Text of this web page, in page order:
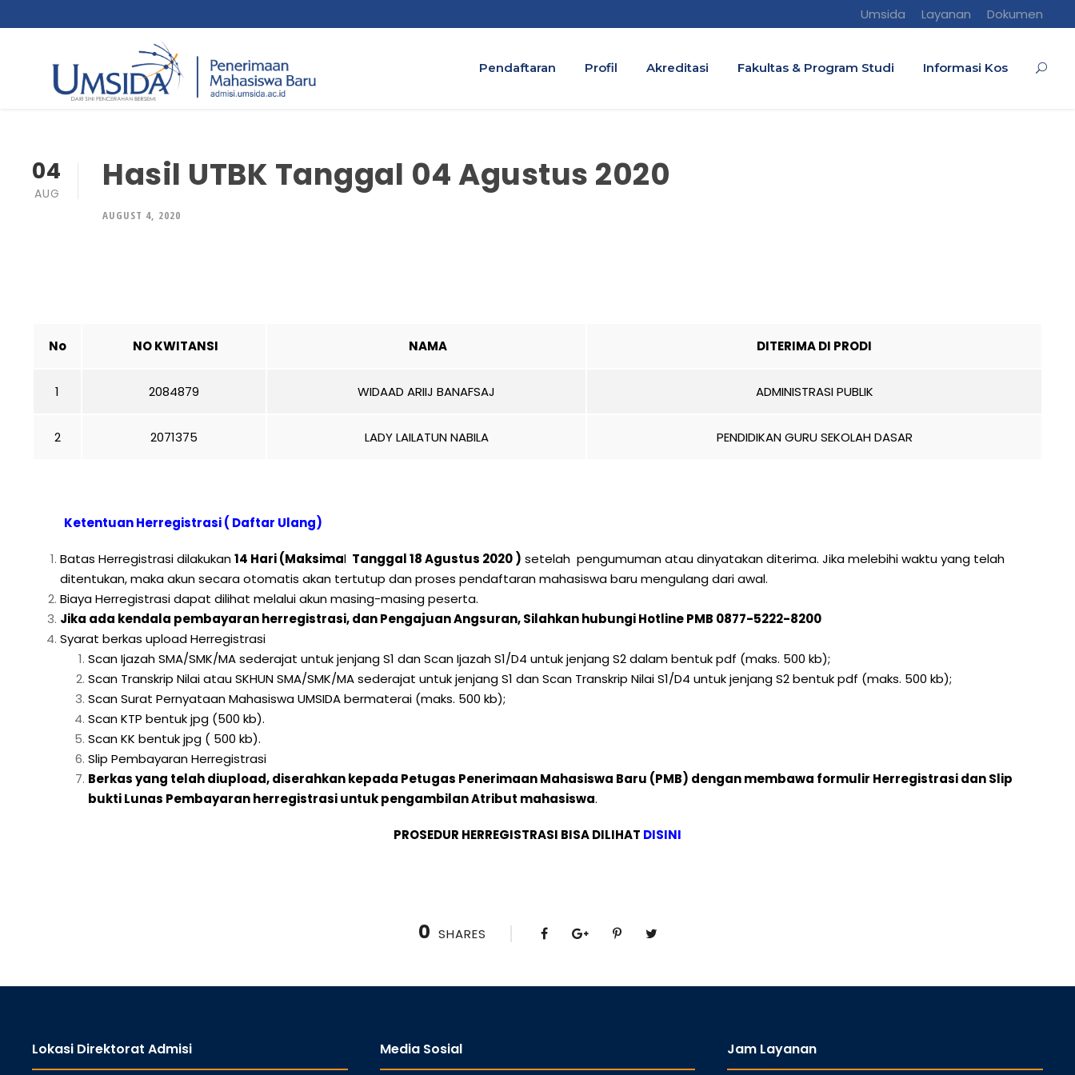
Umsida Layanan Dokumen
Pendaftaran Profil Akreditasi Fakultas & Program Studi Informasi Kos
04
AUG Hasil UTBK Tanggal 04 Agustus 2020
AUGUST 4, 2020
No NO KWITANSI NAMA DITERIMA DI PRODI
1 2084879 WIDAAD ARIIJ BANAFSAJ ADMINISTRASI PUBLIK
2 2071375 LADY LAILATUN NABILA PENDIDIKAN GURU SEKOLAH DASAR
Ketentuan Herregistrasi ( Daftar Ulang)
Batas Herregistrasi dilakukan14 Hari (Maksimal Tanggal 18 Agustus 2020 ) setelah pengumuman atau dinyatakan diterima. Jika melebihi waktu yang telah
ditentukan, maka akun secara otomatis akan tertutup dan proses pendaftaran mahasiswa baru mengulang dari awal.
Biaya Herregistrasi dapat dilihat melalui akun masing-masing peserta.
Jika ada kendala pembayaran herregistrasi, dan Pengajuan Angsuran, Silahkan hubungi Hotline PMB 0877-5222-8200
Syarat berkas upload Herregistrasi
Scan Ijazah SMA/SMK/MA sederajat untuk jenjang S1 dan Scan Ijazah S1/D4 untuk jenjang S2 dalam bentuk pdf (maks. 500 kb);
Scan Transkrip Nilai atau SKHUN SMA/SMK/MA sederajat untuk jenjang S1 dan Scan Transkrip Nilai S1/D4 untuk jenjang S2 bentuk pdf (maks. 500 kb);
Scan Surat Pernyataan Mahasiswa UMSIDA bermaterai (maks. 500 kb);
Scan KTP bentuk jpg (500 kb).
Scan KK bentuk jpg ( 500 kb).
Slip Pembayaran Herregistrasi
Berkas yang telah diupload, diserahkan kepada Petugas Penerimaan Mahasiswa Baru (PMB) dengan membawa formulir Herregistrasi dan Slip
bukti Lunas Pembayaran herregistrasi untuk pengambilan Atribut mahasiswa.
PROSEDUR HERREGISTRASI BISA DILIHAT DISINI
0 SHARES
Lokasi Direktorat Admisi Media Sosial Jam Layanan